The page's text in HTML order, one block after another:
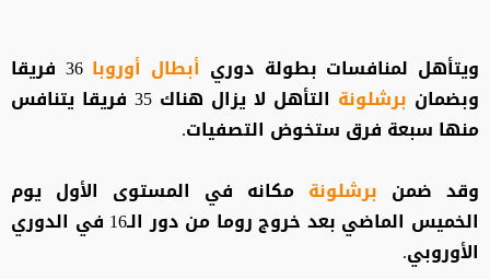
ويتأهل لمنافسات بطولة دوري أبطال أوروبا
36 فريقا
وبضمان برشلونة
التأهل لا يزال هناك 35 فريقا يتنافس
منها سبعة فرق ستخوض التصفيات.
وقد ضمن برشلونة مكانه في المستوى الأول يوم
الخميس الماضي بعد خروج روما من دور الـ16 في الدوري
الأوروبي.